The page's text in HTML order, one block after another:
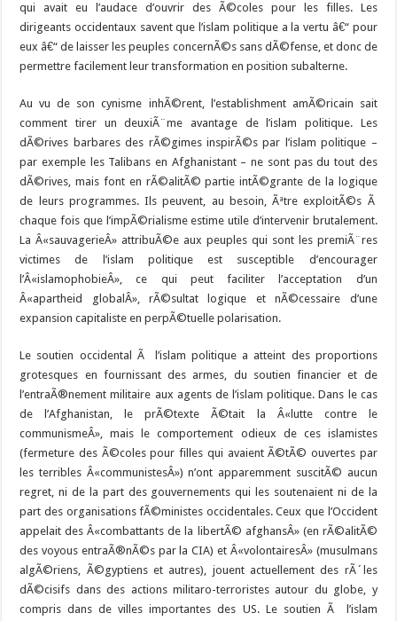
qui avait eu l’audace d’ouvrir des Ã©coles pour les filles. Les
dirigeants occidentaux savent que l’islam politique a la vertu â€“ pour
eux â€“ de laisser les peuples concernÃ©s sans dÃ©fense, et donc de
permettre facilement leur transformation en position subalterne.
Au vu de son cynisme inhÃ©rent, l’establishment amÃ©ricain sait
comment tirer un deuxiÃ¨me avantage de l’islam politique. Les
dÃ©rives barbares des rÃ©gimes inspirÃ©s par l’islam politique –
par exemple les Talibans en Afghanistant – ne sont pas du tout des
dÃ©rives, mais font en rÃ©alitÃ© partie intÃ©grante de la logique
de leurs programmes. Ils peuvent, au besoin, Ãªtre exploitÃ©s Ã
chaque fois que l’impÃ©rialisme estime utile d’intervenir brutalement.
La Â«sauvagerieÂ» attribuÃ©e aux peuples qui sont les premiÃ¨res
victimes de l’islam politique est susceptible d’encourager
l’Â«islamophobieÂ», ce qui peut faciliter l’acceptation d’un
Â«apartheid globalÂ», rÃ©sultat logique et nÃ©cessaire d’une
expansion capitaliste en perpÃ©tuelle polarisation.
Le soutien occidental Ã l’islam politique a atteint des proportions
grotesques en fournissant des armes, du soutien financier et de
l’entraÃ®nement militaire aux agents de l’islam politique. Dans le cas
de l’Afghanistan, le prÃ©texte Ã©tait la Â«lutte contre le
communismeÂ», mais le comportement odieux de ces islamistes
(fermeture des Ã©coles pour filles qui avaient Ã©tÃ© ouvertes par
les terribles Â«communistesÂ») n’ont apparemment suscitÃ© aucun
regret, ni de la part des gouvernements qui les soutenaient ni de la
part des organisations fÃ©ministes occidentales. Ceux que l’Occident
appelait des Â«combattants de la libertÃ© afghansÂ» (en rÃ©alitÃ©
des voyous entraÃ®nÃ©s par la CIA) et Â«volontairesÂ» (musulmans
algÃ©riens, Ã©gyptiens et autres), jouent actuellement des rÃ´les
dÃ©cisifs dans des actions militaro-terroristes autour du globe, y
compris dans de villes importantes des US. Le soutien Ã l’islam